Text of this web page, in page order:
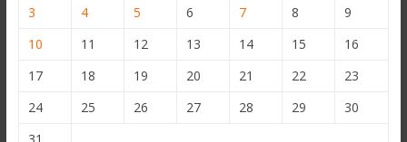
3
4 5 6 7 8
9
10
11 12 13 14 15
16
17
18 19 20 21 22
23
24
25 26 27 28 29
30